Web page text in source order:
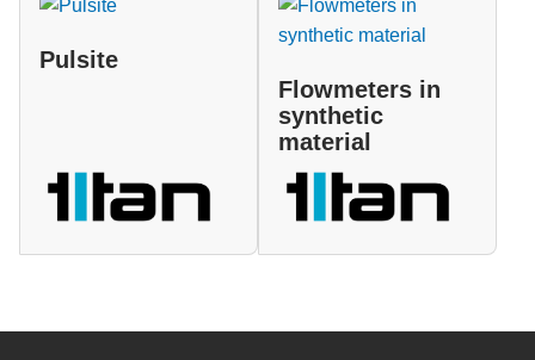
Pulsite
Flowmeters in
synthetic
material